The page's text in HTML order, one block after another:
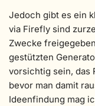
Jedoch gibt es ein
via Firefly sind
Zwecke
gestützten
vorsichtig sein, das
bevor man damit
Ideenfindung mag